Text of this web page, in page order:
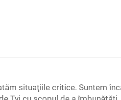
situaţiile critice. Suntem